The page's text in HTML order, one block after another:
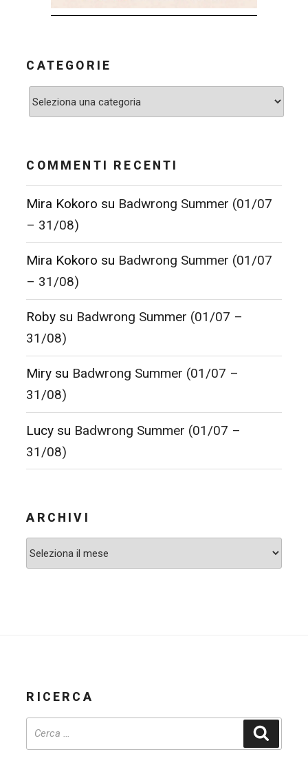
CATEGORIE
Categorie
COMMENTI RECENTI
Mira Kokoro su Badwrong Summer (01/07
– 31/08)
Mira Kokoro su Badwrong Summer (01/07
– 31/08)
Roby su Badwrong Summer (01/07 –
31/08)
Miry su Badwrong Summer (01/07 –
31/08)
Lucy su Badwrong Summer (01/07 –
31/08)
ARCHIVI
Archivi
RICERCA